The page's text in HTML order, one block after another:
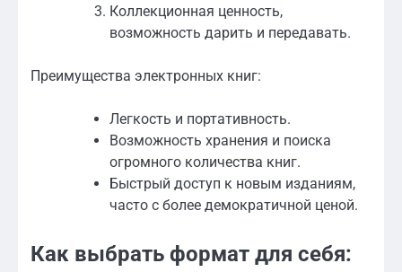
Коллекционная ценность,
возможность дарить и передавать.
Преимущества электронных книг:
Легкость и портативность.
Возможность хранения и поиска
огромного количества книг.
Быстрый доступ к новым изданиям,
часто с более демократичной ценой.
Как выбрать формат для себя: